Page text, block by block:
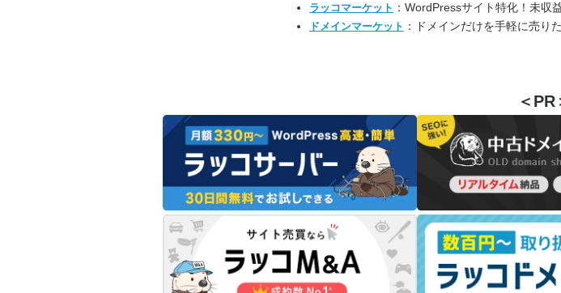
ラッコマーケット ：WordPressサイト特化！未収
ドメインマーケット ：ドメインだけを手軽に売り
＜PR